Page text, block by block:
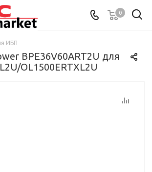
0
ИБП
BPE36V60ART2U для
OL1500ERTXL2U